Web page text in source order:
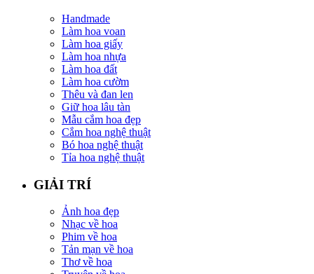
Handmade
Làm hoa voan
Làm hoa giấy
Làm hoa nhựa
Làm hoa đất
Làm hoa cườm
Thêu và đan len
Giữ hoa lâu tàn
Mẫu cắm hoa đẹp
Cắm hoa nghệ thuật
Bó hoa nghệ thuật
Tỉa hoa nghệ thuật
GIẢI TRÍ
Ảnh hoa đẹp
Nhạc về hoa
Phim về hoa
Tản mạn về hoa
Thơ về hoa